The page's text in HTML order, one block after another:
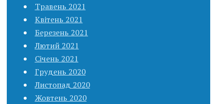
Травень 2021
Квітень 2021
Березень 2021
Лютий 2021
Січень 2021
Грудень 2020
Листопад 2020
Жовтень 2020